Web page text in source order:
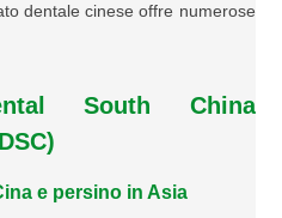
dentale cinese offre numerose
South China
e persino in Asia